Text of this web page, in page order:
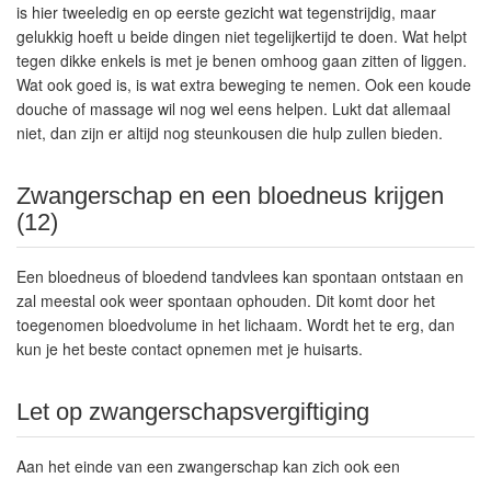
is hier tweeledig en op eerste gezicht wat tegenstrijdig, maar
gelukkig hoeft u beide dingen niet tegelijkertijd te doen. Wat helpt
tegen dikke enkels is met je benen omhoog gaan zitten of liggen.
Wat ook goed is, is wat extra beweging te nemen. Ook een koude
douche of massage wil nog wel eens helpen. Lukt dat allemaal
niet, dan zijn er altijd nog steunkousen die hulp zullen bieden.
Zwangerschap en een bloedneus krijgen
(12)
Een bloedneus of bloedend tandvlees kan spontaan ontstaan en
zal meestal ook weer spontaan ophouden. Dit komt door het
toegenomen bloedvolume in het lichaam. Wordt het te erg, dan
kun je het beste contact opnemen met je huisarts.
Let op zwangerschapsvergiftiging
Aan het einde van een zwangerschap kan zich ook een